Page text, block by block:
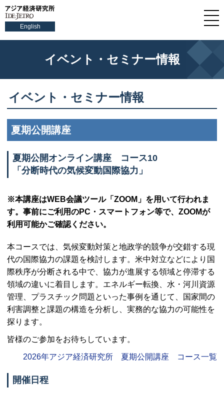
English
イベント・セミナー情報
イベント・セミナー情報
夏期公開講座
夏期公開オンライン講座 コース10
「分断時代の気候変動国際協力」
※本講座はWEB会議ツール「 ZOOM 」を用いて行われま
す。事前にご利用のPC ・スマートフォン等で、 ZOOMが
利用可能かご確認ください。
本コースでは、気候変動対策と地政学的競争が交錯する現
代の国際協力の課題を検討します。米中対立などにより国
際秩序が分断される中で、協力が進展する領域と停滞する
領域の違いに着目します。エネルギー転換、水・河川資源
管理、プラスチック問題といった事例を通じて、国家間の
利害調整と課題の構造を分析し、実務的な協力の可能性を
探ります。
皆様のご参加をお待ちしています。
2026年アジア経済研究所 夏期公開講座 コース一覧
開催日程